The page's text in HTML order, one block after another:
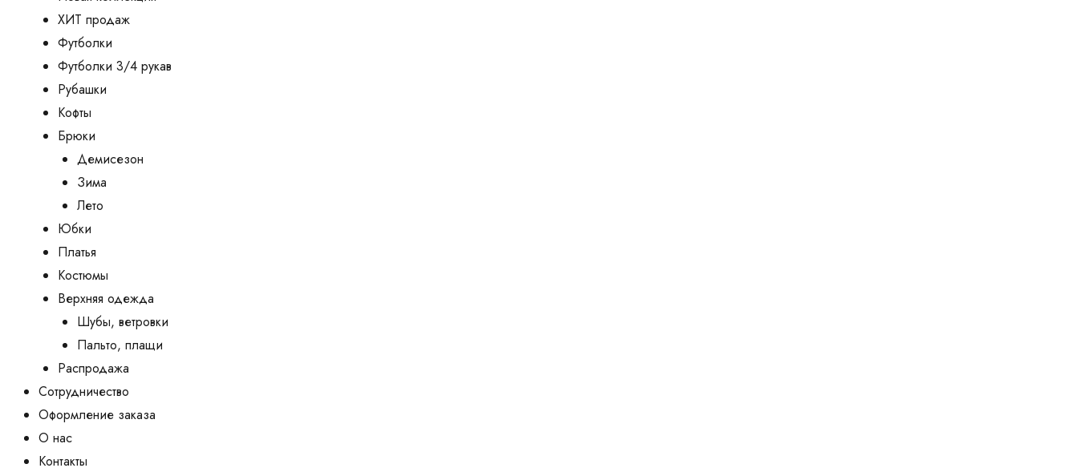
ХИТ продаж
Футболки
Футболки 3/4 рукав
Рубашки
Кофты
Брюки
Демисезон
Зима
Лето
Юбки
Платья
Костюмы
Верхняя одежда
Шубы, ветровки
Пальто, плащи
Распродажа
Сотрудничество
Оформление заказа
О нас
Контакты